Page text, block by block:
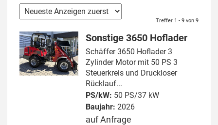
Treffer 1 - 9 von 9
Sonstige 3650 Hoflader
Schäffer 3650 Hoflader 3
Zylinder Motor mit 50 PS 3
Steuerkreis und Druckloser
Rücklauf...
PS/kW: 50 PS/37 kW
Baujahr: 2026
auf Anfrage